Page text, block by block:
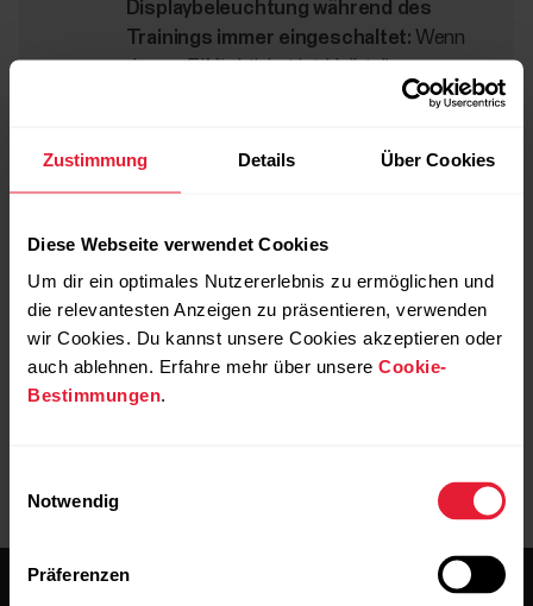
Zustimmung Details Über Cookies
Diese Webseite verwendet Cookies
Um dir ein optimales Nutzererlebnis zu ermöglichen und
die relevantesten Anzeigen zu präsentieren, verwenden
wir Cookies. Du kannst unsere Cookies akzeptieren oder
auch ablehnen. Erfahre mehr über unsere Cookie-
Bestimmungen.
Notwendig
Präferenzen
Displaybeleuchtung während des
Trainings immer eingeschaltet: Wenn
Displaybeleuchtung deiner Uhr während
eingeschaltet. Die Einstellung für die
Displaybeleuchtung wird standardmäßig auf
deine Trainingseinheit beendet hast. Bitte
beachte, dass sich der Akku mit der
Einstellung „Immer EIN“ deutlich schneller
als mit der Standardeinstellung entlädt.